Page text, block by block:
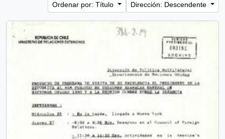
Ordenar por: Título
Dirección: Descendente